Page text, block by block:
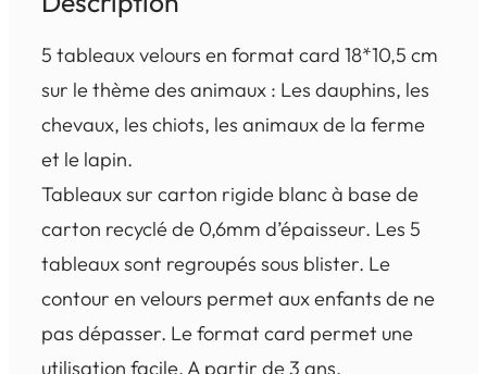
€
1
0
,
9
9
5 tableaux velours en format card 18*10,5 cm
sur le thème des animaux : Les dauphins, les
chevaux, les chiots, les animaux de la ferme
et le lapin.
Tableaux sur carton rigide blanc à base de
carton recyclé de 0,6mm d’épaisseur. Les 5
tableaux sont regroupés sous blister. Le
contour en velours permet aux enfants de ne
pas dépasser. Le format card permet une
utilisation facile. A partir de 3 ans.